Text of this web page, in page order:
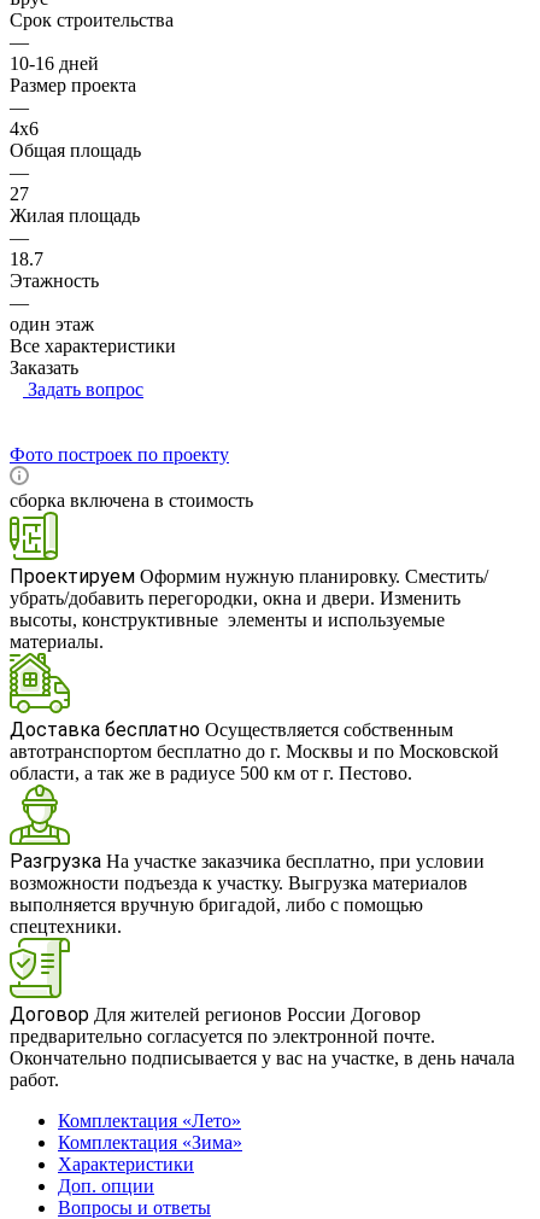
Срок строительства
—
10-16 дней
Размер проекта
—
4x6
Общая площадь
—
27
Жилая площадь
—
18.7
Этажность
—
один этаж
Все характеристики
Заказать
Задать вопрос
Фото построек по проекту
сборка включена в стоимость
RUB
Проектируем Оформим нужную планировку. Сместить/
убрать/добавить перегородки, окна и двери. Изменить
высоты, конструктивные элементы и используемые
материалы.
Доставка бесплатно Осуществляется собственным
автотранспортом бесплатно до г. Москвы и по Московской
области, а так же в радиусе 500 км от г. Пестово.
Разгрузка На участке заказчика бесплатно, при условии
возможности подъезда к участку. Выгрузка материалов
выполняется вручную бригадой, либо с помощью
спецтехники.
Договор Для жителей регионов России Договор
предварительно согласуется по электронной почте.
Окончательно подписывается у вас на участке, в день начала
работ.
Комплектация «Лето»
Комплектация «Зима»
Характеристики
Доп. опции
Вопросы и ответы